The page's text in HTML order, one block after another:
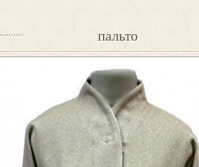
пальто